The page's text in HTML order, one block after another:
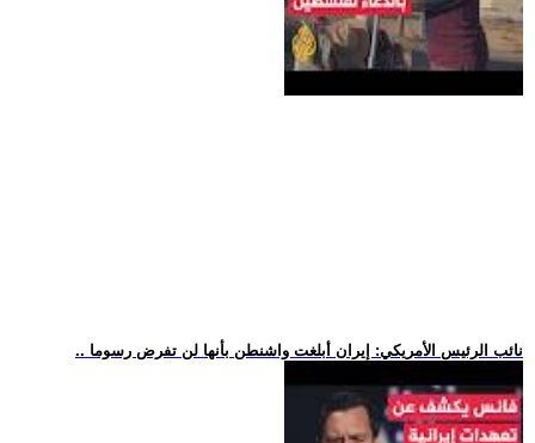
.. نائب الرئيس الأمريكي: إيران أبلغت واشنطن بأنها لن تفرض رسوما